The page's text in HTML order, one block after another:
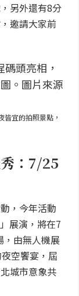
另外還有8分
邀請大家前
宜的拍照景點，
：7/25
，今年活動
展演，將在7
，由無人機展
空饗宴，屆
城市意象共